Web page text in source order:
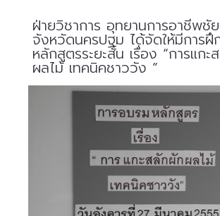
ฝ่ายวิชาการ อุทยานการอาชีพ
จังหวัดนครปฐม ได้จัดให้มีการฝึ
หลักสูตรระยะสั้น เรื่อง “การแกะ
ผลไม้ เทคนิคชาววัง ”